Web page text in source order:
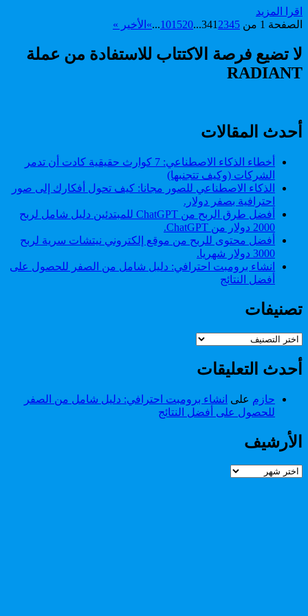
الصفر
أول
مشروع
اقرا المزيد
الذكاء
دليل
شامل
من
مشروع
حقيقي
الصفحة 1 من 34 1 2345
...
101520
...
» الأخير »
لا تضيع فرصة الاكتتاب للاستفادة من عملة
RADIANT
أحدث المقالات
أخطاء الذكاء الاصطناعي: 7 كوارث حقيقية كادت أن تدمر
الشركات (وكيف تتجنبها)
الذكاء الاصطناعي للصور مجانا: كيف تحول أفكارك إلى صور
احترافية بصفر دولار.
أفضل طرق الربح من ChatGPT للمبتدئين دليل شامل لربح
2000 دولار من ChatGPT.
أفضل محتوى للربح من موقع إلكتروني نيتشات سرية لربح
3000 دولار شهريا.
انشاء برومبت احترافي: دليل شامل من الصفر للحصول على
أفضل النتائج
تصنيفات
تصنيفات
أحدث التعليقات
حازم على انشاء برومبت احترافي: دليل شامل من الصفر
للحصول على أفضل النتائج
الأرشيف
الأرشيف